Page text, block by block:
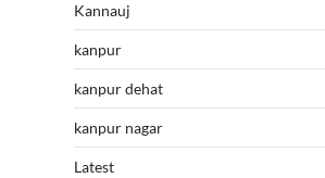
Kannauj
kanpur
kanpur dehat
kanpur nagar
Latest